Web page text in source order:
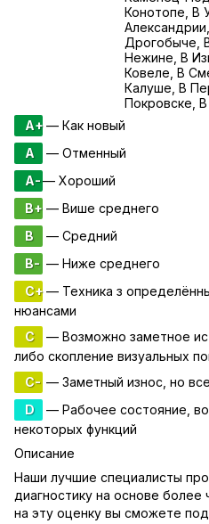
Конотопе, В
Дрогобыче,
Нежине, В
Ковеле, В
Калуше, В
Покровске,
A+— Как новый
A
— Отменный
A-— Хороший
B+ — Више среднего
B
— Средний
B- — Ниже среднего
C+— Техника з
нюансами
C
— Возможно заметное
либо скопление визуальных
C- — Заметный износ, но
D
— Рабочее состояние,
некоторых функций
Описание
Наши лучшие специалисты
диагностику на основе
на эту оценку вы сможете